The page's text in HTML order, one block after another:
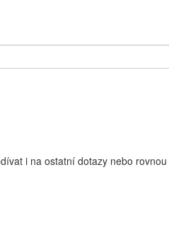
i na ostatní dotazy nebo rovnou